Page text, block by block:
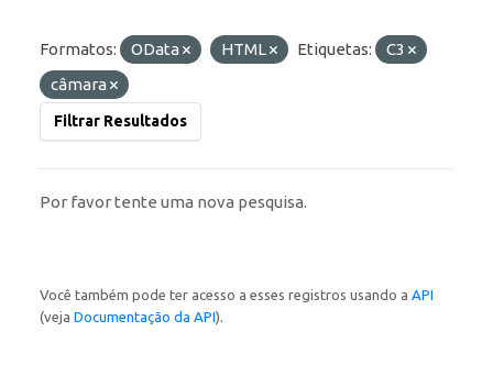
Formatos: OData HTML Etiquetas:
C3
câmara
Filtrar Resultados
Por favor tente uma nova pesquisa.
Você também pode ter acesso a esses registros usando a API
(veja Documentação da API).